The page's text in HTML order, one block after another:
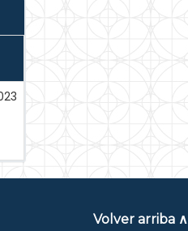
Volver arriba ∧